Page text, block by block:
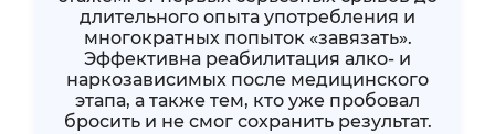
длительного опыта употребления и
многократных попыток «завязать».
Эффективна реабилитация алко- и
наркозависимых после медицинского
этапа, а также тем, кто уже пробовал
бросить и не смог сохранить результат.